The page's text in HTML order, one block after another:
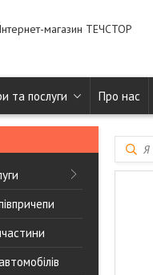
Інтернет-магазин ТЕЧСТОР
та послуги Про нас